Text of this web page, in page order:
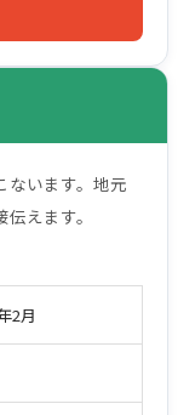
ないます。地元
えます。
2月